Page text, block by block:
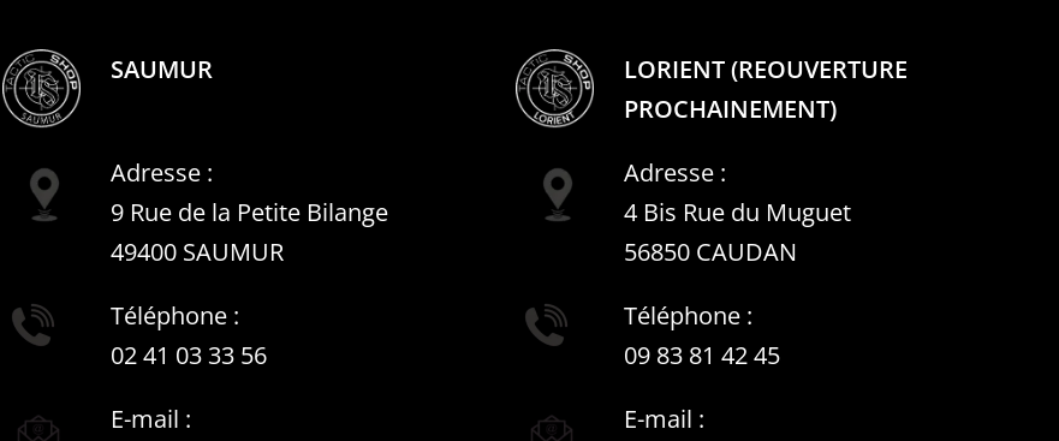
SAUMUR
LORIENT (REOUVERTURE
PROCHAINEMENT)
Adresse :
9 Rue de la Petite Bilange
49400 SAUMUR
Adresse :
4 Bis Rue du Muguet
56850 CAUDAN
Téléphone :
02 41 03 33 56
Téléphone :
09 83 81 42 45
E-mail :
E-mail :